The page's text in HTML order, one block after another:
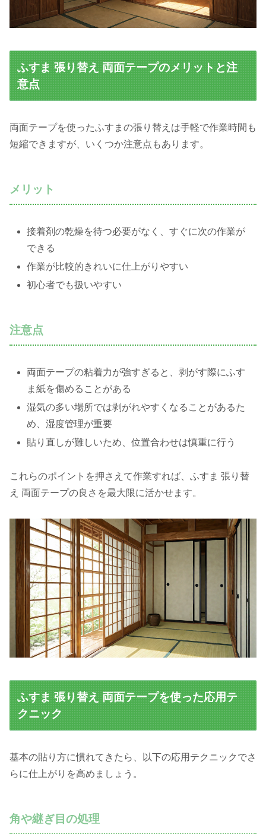
ふすま 張り替え 両面テープのメリットと注
意点
両面テープを使ったふすまの張り替えは手軽で作業時間も
短縮できますが、いくつか注意点もあります。
メリット
接着剤の乾燥を待つ必要がなく、すぐに次の作業が
できる
作業が比較的きれいに仕上がりやすい
初心者でも扱いやすい
注意点
両面テープの粘着力が強すぎると、剥がす際にふす
ま紙を傷めることがある
湿気の多い場所では剥がれやすくなることがあるた
め、湿度管理が重要
貼り直しが難しいため、位置合わせは慎重に行う
これらのポイントを押さえて作業すれば、ふすま 張り替
え 両面テープの良さを最大限に活かせます。
ふすま 張り替え 両面テープを使った応用テ
クニック
基本の貼り方に慣れてきたら、以下の応用テクニックでさ
らに仕上がりを高めましょう。
角や継ぎ目の処理